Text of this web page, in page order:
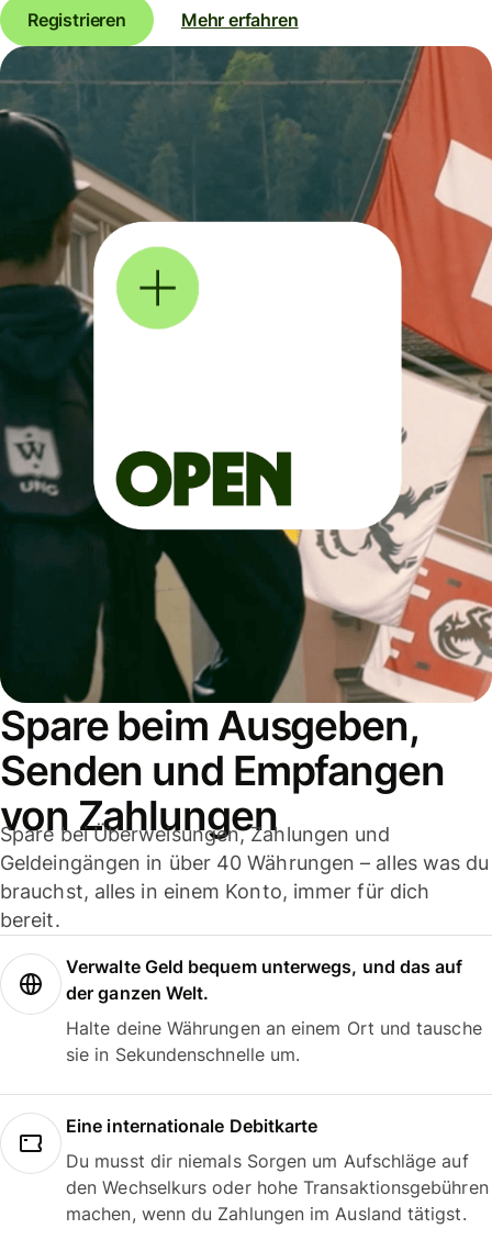
Registrieren Mehr erfahren
Spare beim Ausgeben,
Senden und Empfangen
von Zahlungen
Spare bei Überweisungen, Zahlungen und
Geldeingängen in über 40 Währungen – alles was du
brauchst, alles in einem Konto, immer für dich
bereit.
Verwalte Geld bequem unterwegs, und das auf
der ganzen Welt.
Halte deine Währungen an einem Ort und tausche
sie in Sekundenschnelle um.
Eine internationale Debitkarte
Du musst dir niemals Sorgen um Aufschläge auf
den Wechselkurs oder hohe Transaktionsgebühren
machen, wenn du Zahlungen im Ausland tätigst.